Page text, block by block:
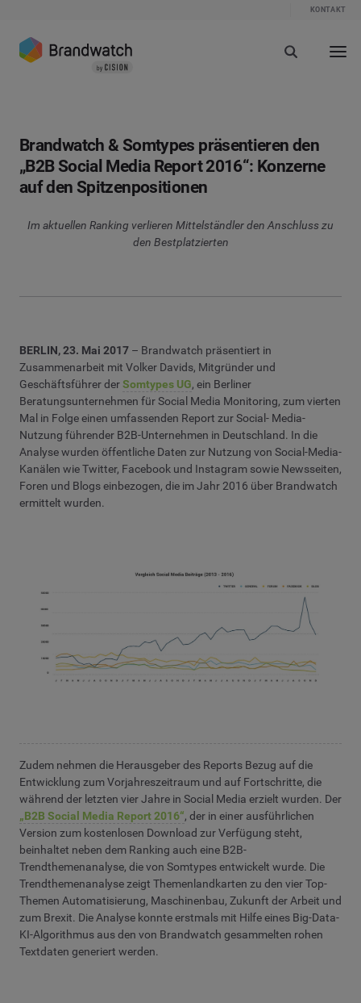
KONTAKT
Brandwatch & Somtypes präsentieren den
„B2B Social Media Report 2016“: Konzerne
auf den Spitzenpositionen
Im aktuellen Ranking verlieren Mittelständler den Anschluss zu
den Bestplatzierten
BERLIN, 23. Mai 2017 – Brandwatch präsentiert in
Zusammenarbeit mit Volker Davids, Mitgründer und
Geschäftsführer derSomtypes UG, ein Berliner
Beratungsunternehmen für Social Media Monitoring, zum vierten
Mal in Folge einen umfassenden Report zur Social- Media-
Nutzung führender B2B-Unternehmen in Deutschland. In die
Analyse wurden öffentliche Daten zur Nutzung von Social-Media-
Kanälen wie Twitter, Facebook und Instagram sowie Newsseiten,
Foren und Blogs einbezogen, die im Jahr 2016 über Brandwatch
ermittelt wurden.
Zudem nehmen die Herausgeber des Reports Bezug auf die
Entwicklung zum Vorjahreszeitraum und auf Fortschritte, die
während der letzten vier Jahre in Social Media erzielt wurden. Der
„B2B Social Media Report 2016“, der in einer ausführlichen
Version zum kostenlosen Download zur Verfügung steht,
beinhaltet neben dem Ranking auch eine B2B-
Trendthemenanalyse, die von Somtypes entwickelt wurde. Die
Trendthemenanalyse zeigt Themenlandkarten zu den vier Top-
Themen Automatisierung, Maschinenbau, Zukunft der Arbeit und
zum Brexit. Die Analyse konnte erstmals mit Hilfe eines Big-Data-
KI-Algorithmus aus den von Brandwatch gesammelten rohen
Textdaten generiert werden.